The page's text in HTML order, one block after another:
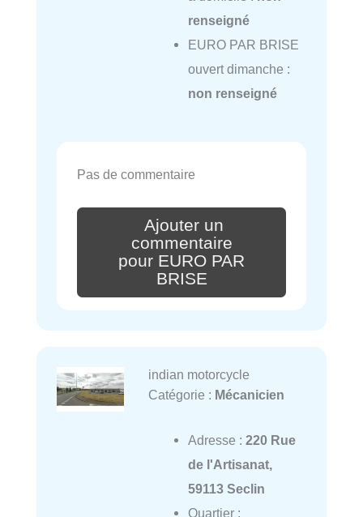
renseigné
EURO PAR BRISE
ouvert dimanche :
non renseigné
Pas de commentaire
Ajouter un
commentaire
pour EURO PAR
BRISE
indian motorcycle
Catégorie : Mécanicien
Adresse : 220 Rue
de l'Artisanat,
59113 Seclin
Quartier :